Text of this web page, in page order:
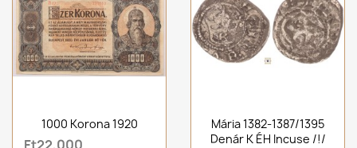
1000 Korona 1920
Mária 1382-1387/1395
Denár K ÉH Incuse /!/